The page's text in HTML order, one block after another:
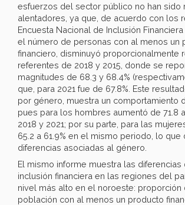
esfuerzos del sector público no han sido
alentadores, ya que, de acuerdo con los
Encuesta Nacional de Inclusión Financiera
el número de personas con al menos un
financiero, disminuyó proporcionalmente
referentes de 2018 y 2015, donde se
magnitudes de 68.3 y 68.4%
que, para 2021 fue de 67.8%. Este
por género, muestra un comportamiento
pues para los hombres aumentó de 71.8
2018 y 2021; por su parte, para las
65.2 a 61.9% en el mismo periodo, lo que
diferencias asociadas al género.
El mismo informe muestra las diferencias
inclusión financiera en las regiones del
nivel más alto en el noroeste: proporción
población con al menos un producto